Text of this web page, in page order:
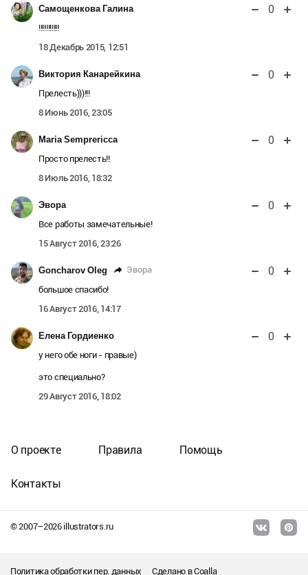
Самощенкова Галина 0
!!!!!!!!!!!
18 Декабрь 2015, 12:51
Виктория Канарейкина 0
Прелесть)))!!!
8 Июнь 2016, 23:05
Maria Semprericca 0
Просто прелесть!!
8 Июль 2016, 18:32
Эвора 0
Все работы замечательные!
15 Август 2016, 23:26
Goncharov Oleg Эвора 0
большое спасибо!
16 Август 2016, 14:17
Елена Гордиенко 0
у него обе ноги - правые)
это специально?
29 Август 2016, 18:02
© 2007–2026illustrators.ru
О проекте Правила Помощь
Контакты
Политика обработки пер. данных Сделано вCoalla